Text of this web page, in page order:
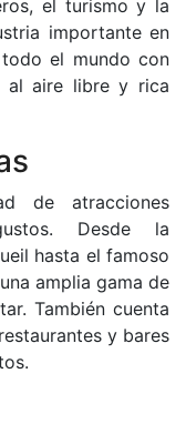
el turismo y la
importante en
el mundo con
al aire libre y rica
de atracciones
Desde la
hasta el famoso
amplia gama de
También cuenta
y bares